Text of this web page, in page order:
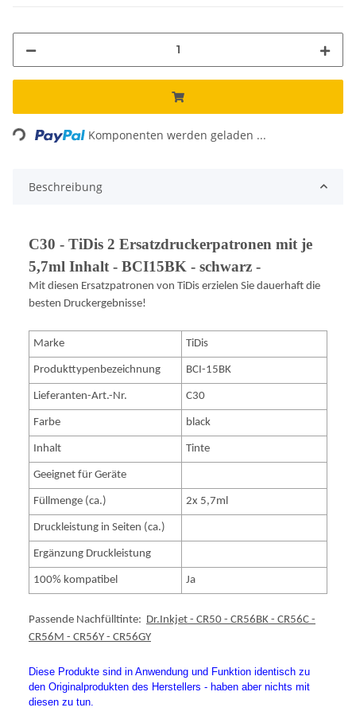
Loading... Komponenten werden geladen ...
Beschreibung
C30 - TiDis 2 Ersatzdruckerpatronen mit je
5,7ml Inhalt - BCI15BK - schwarz -
Mit diesen Ersatzpatronen von TiDis erzielen Sie dauerhaft die
besten Druckergebnisse!
Marke TiDis
Produkttypenbezeichnung BCI-15BK
Lieferanten-Art.-Nr. C30
Farbe black
Inhalt Tinte
Geeignet für Geräte
Füllmenge (ca.) 2x 5,7ml
Druckleistung in Seiten (ca.)
Ergänzung Druckleistung
100% kompatibel Ja
Passende Nachfülltinte: Dr.Inkjet - CR50 - CR56BK - CR56C -
CR56M - CR56Y - CR56GY
Diese Produkte sind in Anwendung und Funktion identisch zu
den Originalprodukten des Herstellers - haben aber nichts mit
diesen zu tun.